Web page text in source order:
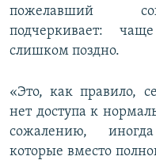
пожелавший
подчеркивает:
слишком поздно.
«Это, как правило,
нет доступа к
сожалению,
которые вместо